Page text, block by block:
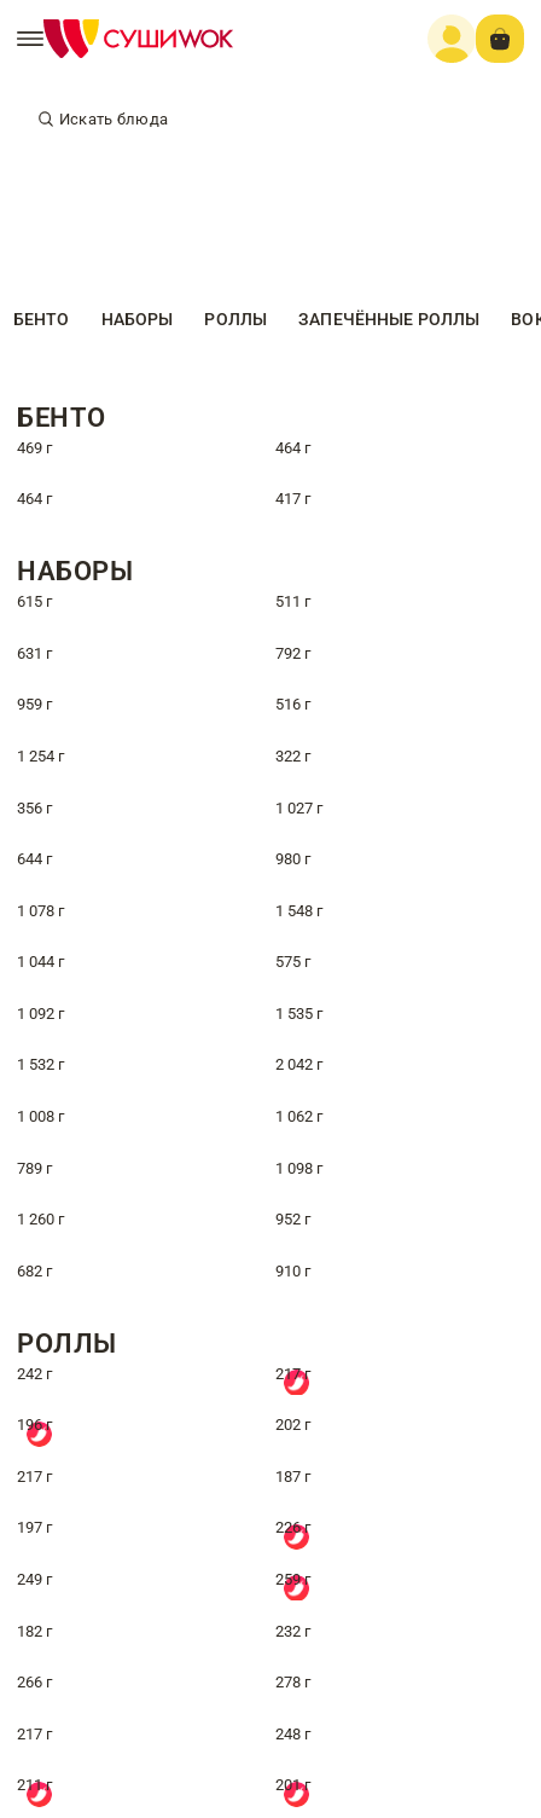
Искать блюда
БЕНТО НАБОРЫ РОЛЛЫ ЗАПЕЧЁННЫЕ РОЛЛЫ
БЕНТО
469 г 464 г
464 г 417 г
НАБОРЫ
615 г 511 г
631 г 792 г
959 г 516 г
1 254 г 322 г
356 г 1 027 г
644 г 980 г
1 078 г 1 548 г
1 044 г 575 г
1 092 г 1 535 г
1 532 г 2 042 г
1 008 г 1 062 г
789 г 1 098 г
1 260 г 952 г
682 г 910 г
РОЛЛЫ
242 г 217 г
196 г 202 г
217 г 187 г
197 г 226 г
249 г 259 г
182 г 232 г
266 г 278 г
217 г 248 г
211 г 201 г